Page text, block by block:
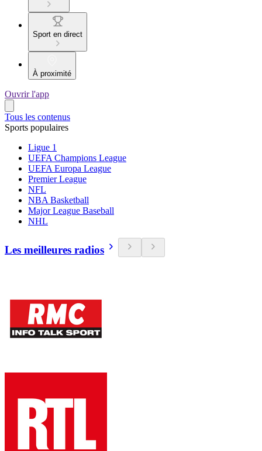
Sport en direct
À proximité
Ouvrir l'app
Tous les contenus
Sports populaires
Ligue 1
UEFA Champions League
UEFA Europa League
Premier League
NFL
NBA Basketball
Major League Baseball
NHL
Les meilleures radios